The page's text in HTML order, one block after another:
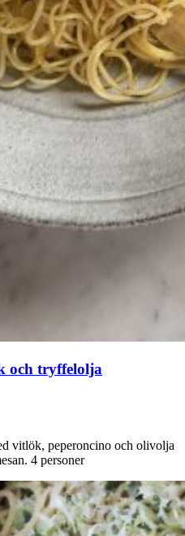
och tryffelolja
vitlök, peperoncino och olivolja
4 personer